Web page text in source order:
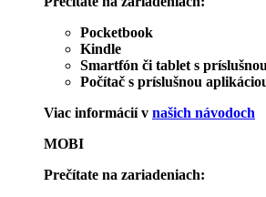
Pocketbook
Kindle
Smartfón či tablet s
Počítač s príslušnou
Viac informácií v našich návodoch
MOBI
Prečítate na zariadeniach: